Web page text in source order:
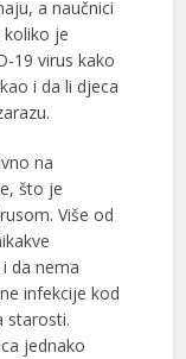
a naučnici
je
19 virus kako
i da li djeca
na
što je
Više od
da nema
infekcije kod
starosti.
jednako